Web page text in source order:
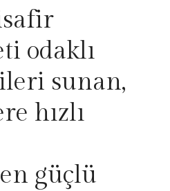
odaklı
sunan,
hızlı
güçlü